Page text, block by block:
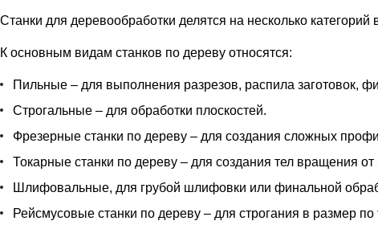
Станки для деревообработки делятся на несколько категорий
К основным видам станков по дереву относятся:
Пильные – для выполнения разрезов, распила заготовок,
Строгальные – для обработки плоскостей.
Фрезерные станки по дереву – для создания сложных
Токарные станки по дереву – для создания тел вращения
Шлифовальные, для грубой шлифовки или финальной
Рейсмусовые станки по дереву – для строгания в размер